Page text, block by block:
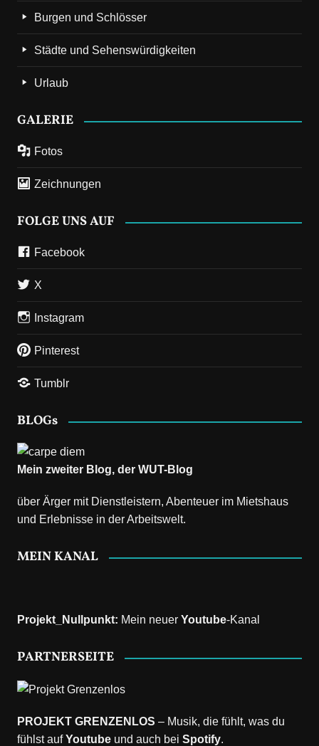
Burgen und Schlösser
Städte und Sehenswürdigkeiten
Urlaub
GALERIE
Fotos
Zeichnungen
FOLGE UNS AUF
Facebook
X
Instagram
Pinterest
Tumblr
BLOGs
Mein zweiter Blog, der WUT-Blog
über Ärger mit Dienstleistern, Abenteuer im Mietshaus
und Erlebnisse in der Arbeitswelt.
MEIN KANAL
Projekt_Nullpunkt: Mein neuer Youtube-Kanal
PARTNERSEITE
PROJEKT GRENZENLOS – Musik, die fühlt, was du
fühlst aufYoutube und auch bei Spotify.